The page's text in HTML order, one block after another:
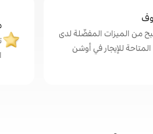
من الميزات المفضّلة لدى
للإيجار في أوشن